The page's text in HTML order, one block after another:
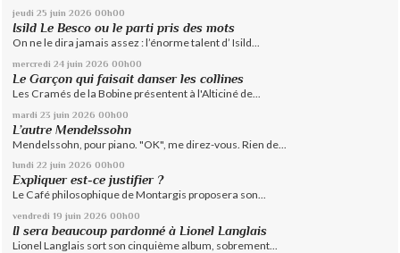
jeudi 25 juin 2026 00h00
Isild Le Besco ou le parti pris des mots
On ne le dira jamais assez : l’énorme talent d’ Isild...
mercredi 24 juin 2026 00h00
Le Garçon qui faisait danser les collines
Les Cramés de la Bobine présentent à l'Alticiné de...
mardi 23 juin 2026 00h00
L’autre Mendelssohn
Mendelssohn, pour piano. "OK", me direz-vous. Rien de...
lundi 22 juin 2026 00h00
Expliquer est-ce justifier ?
Le Café philosophique de Montargis proposera son...
vendredi 19 juin 2026 00h00
Il sera beaucoup pardonné à Lionel Langlais
Lionel Langlais sort son cinquième album, sobrement...